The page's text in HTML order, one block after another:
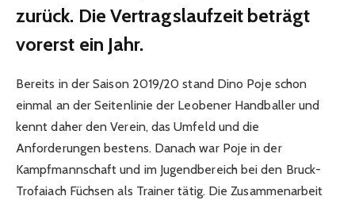
zurück. Die Vertragslaufzeit beträgt
vorerst ein Jahr.
Bereits in der Saison 2019/20 stand Dino Poje schon
einmal an der Seitenlinie der Leobener Handballer und
kennt daher den Verein, das Umfeld und die
Anforderungen bestens. Danach war Poje in der
Kampfmannschaft und im Jugendbereich bei den Bruck-
Trofaiach Füchsen als Trainer tätig. Die Zusammenarbeit